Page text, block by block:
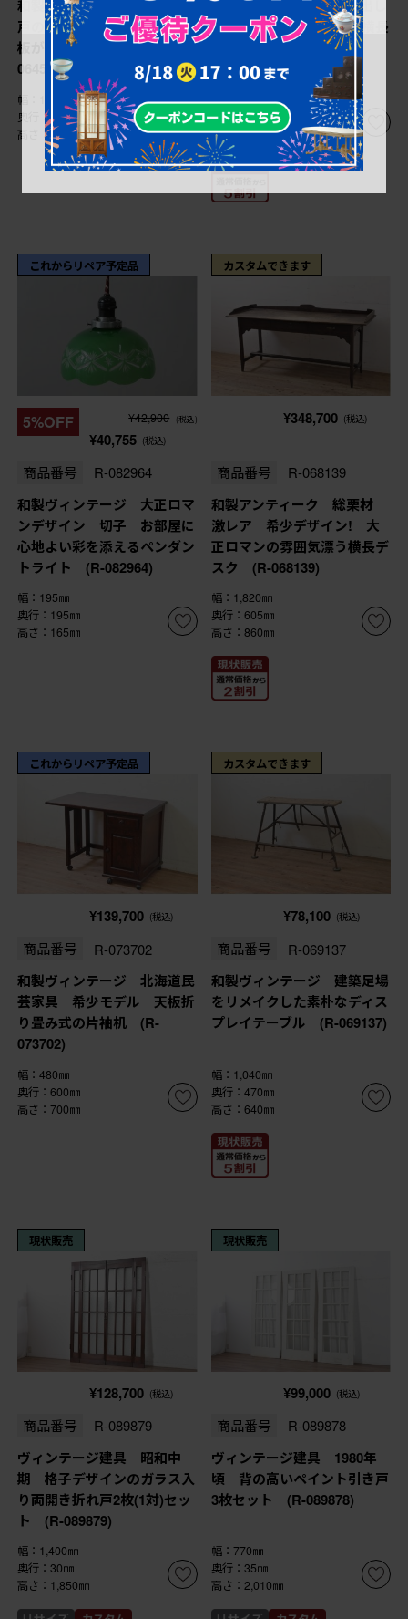
和製アンティーク 両面引き
戸の収納付き! オーバル天
板が可愛らしい作業台 (R-
064534)
幅：1,230㎜
奥行：725㎜
高さ：730㎜
和製アンティーク 引き出し
付き レトロな雰囲気の横長
作業台 (R-072721)
幅：1,450㎜
奥行：580㎜
高さ：780㎜
これからリペア予定品
5%OFF ¥42,900 (税込)
¥40,755 (税込)
商品番号 R-082964
和製ヴィンテージ 大正ロマ
ンデザイン 切子 お部屋に
心地よい彩を添えるペンダン
トライト (R-082964)
幅：195㎜
奥行：195㎜
高さ：165㎜
カスタムできます
¥348,700 (税込)
商品番号 R-068139
和製アンティーク 総栗材
激レア 希少デザイン! 大
正ロマンの雰囲気漂う横長デ
スク (R-068139)
幅：1,820㎜
奥行：605㎜
高さ：860㎜
これからリペア予定品
¥139,700 (税込)
商品番号 R-073702
和製ヴィンテージ 北海道民
芸家具 希少モデル 天板折
り畳み式の片袖机 (R-
073702)
幅：480㎜
奥行：600㎜
高さ：700㎜
カスタムできます
¥78,100 (税込)
商品番号 R-069137
和製ヴィンテージ 建築足場
をリメイクした素朴なディス
プレイテーブル (R-069137)
幅：1,040㎜
奥行：470㎜
高さ：640㎜
現状販売
¥128,700 (税込)
商品番号 R-089879
ヴィンテージ建具 昭和中
期 格子デザインのガラス入
り両開き折れ戸2枚(1対)セッ
ト (R-089879)
幅：1,400㎜
奥行：30㎜
高さ：1,850㎜
現状販売
¥99,000 (税込)
商品番号 R-089878
ヴィンテージ建具 1980年
頃 背の高いペイント引き戸
3枚セット (R-089878)
幅：770㎜
奥行：35㎜
高さ：2,010㎜